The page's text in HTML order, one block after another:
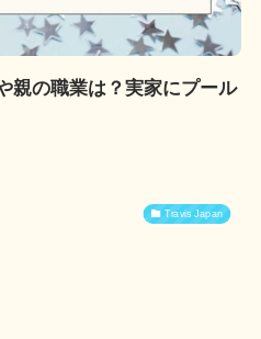
親の職業は？実家にプール
Travis Japan